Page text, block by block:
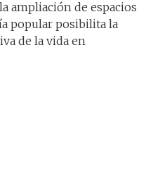
ampliación de espacios
popular posibilita la
de la vida en